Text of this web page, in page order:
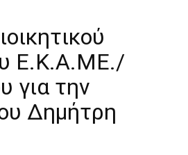
Ε.Κ.Α.ΜΕ./
για την
Δημήτρη